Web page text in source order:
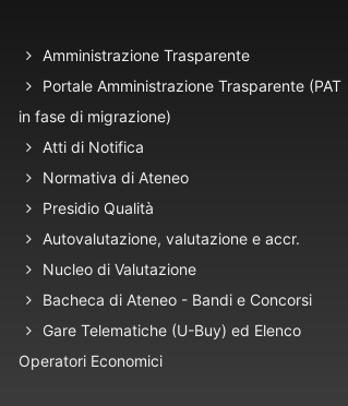
Amministrazione Trasparente
Portale Amministrazione Trasparente (PAT
in fase di migrazione)
Atti di Notifica
Normativa di Ateneo
Presidio Qualità
Autovalutazione, valutazione e accr.
Nucleo di Valutazione
Bacheca di Ateneo - Bandi e Concorsi
Gare Telematiche (U-Buy) ed Elenco
Operatori Economici